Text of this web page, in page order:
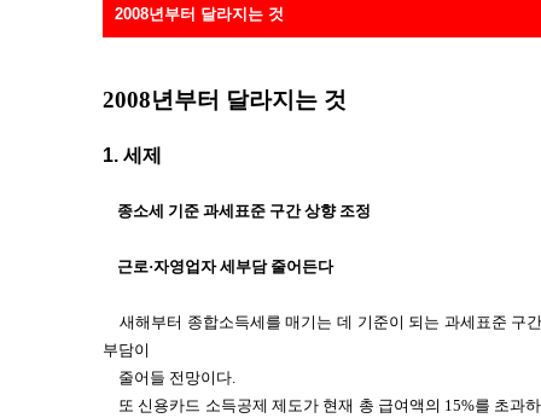
2008년부터 달라지는 것
2008년부터 달라지는 것
1. 세제
종소세 기준 과세표준 구간 상향 조정
근로·자영업자 세부담 줄어든다
새해부터 종합소득세를 매기는 데 기준이 되는 과세표준 구
부담이
줄어들 전망이다.
또 신용카드 소득공제 제도가 현재 총 급여액의 15%를 초과